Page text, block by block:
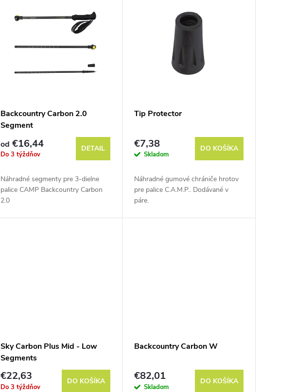
Backcountry Carbon 2.0
Segment
od €16,44
Do 3 týždňov
DETAIL
Náhradné segmenty pre 3-dielne
palice CAMP Backcountry Carbon
2.0
Tip Protector
€7,38
Skladom
DO KOŠÍKA
Náhradné gumové chrániče hrotov
pre palice C.A.M.P.. Dodávané v
páre.
Sky Carbon Plus Mid - Low
Segments
€22,63
Do 3 týždňov
DO KOŠÍKA
Backcountry Carbon W
€82,01
Skladom
DO KOŠÍKA